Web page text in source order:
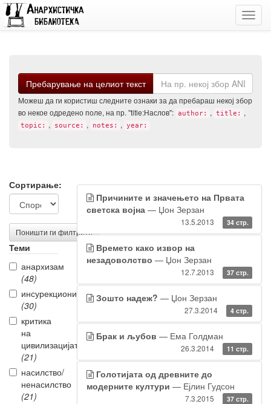
Пребарување на целиот текст
Можеш да ги користиш следните ознаки за да пребараш некој збор
во некое одредено поле, на пр. "title:Наслов": author: , title: ,
topic: , source: , notes: , year:
Филтрирање
на
резултатите
Сортирање:
Поништи ги филтрите
Теми
анархизам
(48)
инсурекционизам
(30)
критика
на
цивилизацијата
(21)
насилство/
ненасилство
(21)
Резултати
од
пребарувањето
Причините и значењето на Првата
светска војна — Џон Зерзан
13.5.2013 34 стр.
Времето како извор на
незадоволство — Џон Зерзан
12.7.2013 37 стр.
Зошто надеж? — Џон Зерзан
27.3.2014 4 стр.
Брак и љубов — Ема Голдман
26.3.2014 11 стр.
Голотијата од древните до
модерните култури — Ејлин Гудсон
7.3.2015 37 стр.